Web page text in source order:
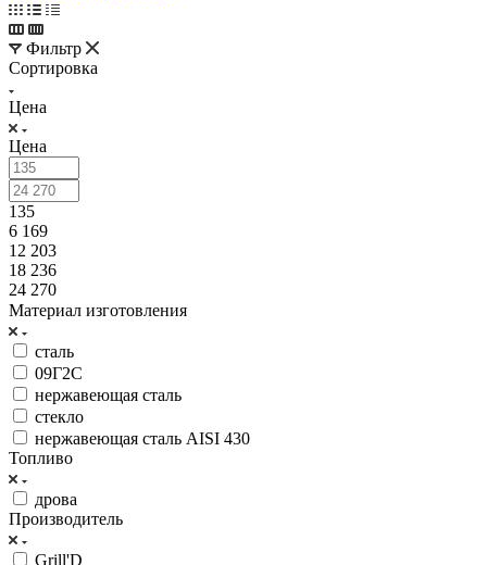
Фильтр
Сортировка
Цена
Цена
135
6 169
12 203
18 236
24 270
Материал изготовления
сталь
09Г2С
нержавеющая сталь
стекло
нержавеющая сталь AISI 430
Топливо
дрова
Производитель
Grill'D